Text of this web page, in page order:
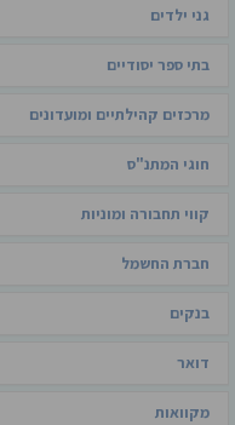
גני ילדים
בתי ספר יסודיים
מרכזים קהילתיים ומועדונים
חוגי המתנ"ס
קווי תחבורה ומוניות
חברת החשמל
בנקים
דואר
מקוואות